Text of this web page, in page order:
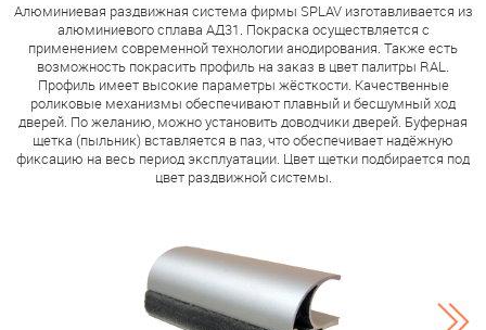
Алюминиевая раздвижная система фирмы SPLAV изготавливается из
алюминиевого сплава АД31. Покраска осуществляется с
применением современной технологии анодирования. Также есть
возможность покрасить профиль на заказ в цвет палитры RAL.
Профиль имеет высокие параметры жёсткости. Качественные
роликовые механизмы обеспечивают плавный и бесшумный ход
дверей. По желанию, можно установить доводчики дверей. Буферная
щетка (пыльник) вставляется в паз, что обеспечивает надёжную
фиксацию на весь период эксплуатации. Цвет щетки подбирается под
цвет раздвижной системы.